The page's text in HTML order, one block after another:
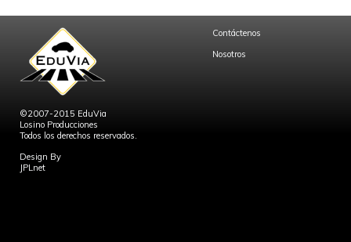
©2007-2015 EduVia
Losino Producciones
Todos los derechos reservados.
Design By
JPLnet
Contáctenos
Nosotros